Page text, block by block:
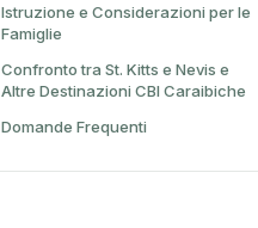
Istruzione e Considerazioni per le
Famiglie
Confronto tra St. Kitts e Nevis e
Altre Destinazioni CBI Caraibiche
Domande Frequenti